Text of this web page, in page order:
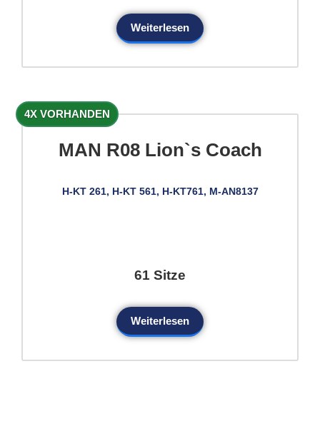
Weiterlesen
4X VORHANDEN
MAN R08 Lion`s Coach
H-KT 261, H-KT 561, H-KT761, M-AN8137
61 Sitze
Weiterlesen